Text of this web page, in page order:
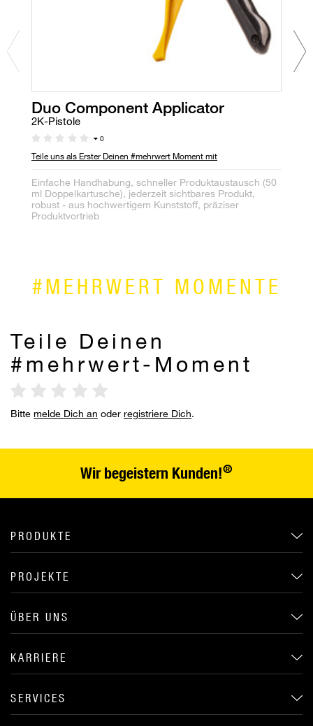
Duo Component Applicator
2K-Pistole
0
Teile uns als Erster Deinen #mehrwert Moment mit
Einfache Handhabung, schneller Produktaustausch (50
ml Doppelkartusche), jederzeit sichtbares Produkt,
robust - aus hochwertigem Kunststoff, präziser
Produktvortrieb
#MEHRWERT MOMENTE
Teile Deinen
#mehrwert-Moment
Bitte melde Dich an oder registriere Dich.
Wir begeistern Kunden!®
PRODUKTE
PROJEKTE
ÜBER UNS
KARRIERE
SERVICES